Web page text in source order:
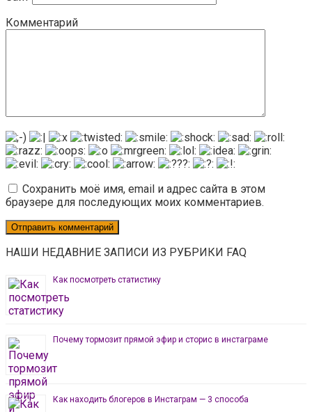
Комментарий
Сохранить моё имя, email и адрес сайта в этом
браузере для последующих моих комментариев.
НАШИ НЕДАВНИЕ ЗАПИСИ ИЗ РУБРИКИ FAQ
Как посмотреть статистику
Почему тормозит прямой эфир и сторис в инстаграме
Как находить блогеров в Инстаграм — 3 способа